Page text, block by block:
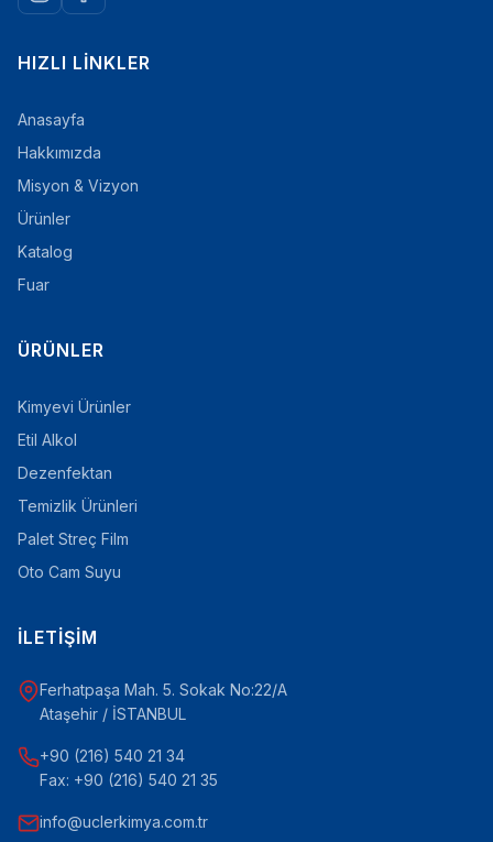
HIZLI LINKLER
Anasayfa
Hakkımızda
Misyon & Vizyon
Ürünler
Katalog
Fuar
ÜRÜNLER
Kimyevi Ürünler
Etil Alkol
Dezenfektan
Temizlik Ürünleri
Palet Streç Film
Oto Cam Suyu
İLETIŞIM
Ferhatpaşa Mah. 5. Sokak No:22/A
Ataşehir / İSTANBUL
+90 (216) 540 21 34
Fax: +90 (216) 540 21 35
info@uclerkimya.com.tr